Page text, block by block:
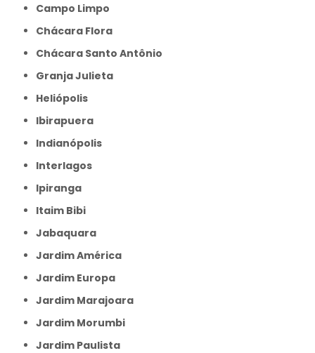
Campo Limpo
Chácara Flora
Chácara Santo Antônio
Granja Julieta
Heliópolis
Ibirapuera
Indianópolis
Interlagos
Ipiranga
Itaim Bibi
Jabaquara
Jardim América
Jardim Europa
Jardim Marajoara
Jardim Morumbi
Jardim Paulista